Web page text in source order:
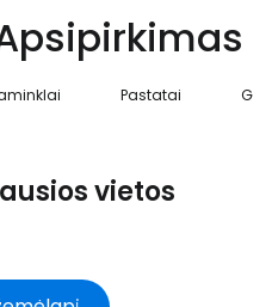
Pastatai
vietos
Google
Facebook
paštu